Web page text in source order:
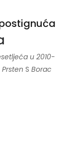
u 2010-
Prsten S Borac